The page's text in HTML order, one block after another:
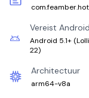
Vereist Android
Android 5.1+ (
22)
Architectuur
arm64-v8a